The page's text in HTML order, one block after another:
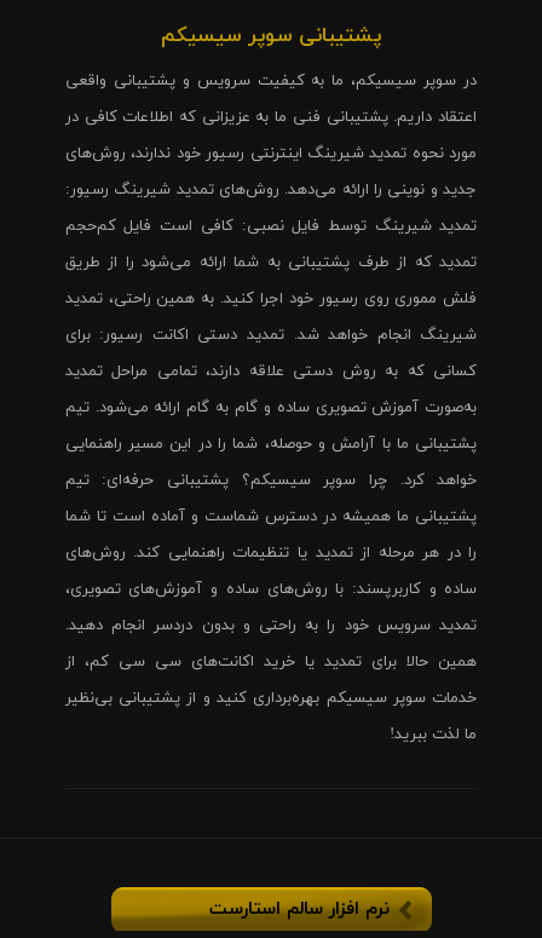
پشتیبانی سوپر سیسیکم
در سوپر سیسیکم، ما به کیفیت سرویس و پشتیبانی واقعی
اعتقاد داریم. پشتیبانی فنی ما به عزیزانی که اطلاعات کافی در
مورد نحوه تمدید شیرینگ اینترنتی رسیور خود ندارند، روش‌های
جدید و نوینی را ارائه می‌دهد. روش‌های تمدید شیرینگ رسیور:
تمدید شیرینگ توسط فایل نصبی: کافی است فایل کم‌حجم
تمدید که از طرف پشتیبانی به شما ارائه می‌شود را از طریق
فلش مموری روی رسیور خود اجرا کنید. به همین راحتی، تمدید
شیرینگ انجام خواهد شد. تمدید دستی اکانت رسیور: برای
کسانی که به روش دستی علاقه دارند، تمامی مراحل تمدید
به‌صورت آموزش تصویری ساده و گام به گام ارائه می‌شود. تیم
پشتیبانی ما با آرامش و حوصله، شما را در این مسیر راهنمایی
خواهد کرد. چرا سوپر سیسیکم؟ پشتیبانی حرفه‌ای: تیم
پشتیبانی ما همیشه در دسترس شماست و آماده است تا شما
را در هر مرحله از تمدید یا تنظیمات راهنمایی کند. روش‌های
ساده و کاربرپسند: با روش‌های ساده و آموزش‌های تصویری،
تمدید سرویس خود را به راحتی و بدون دردسر انجام دهید.
همین حالا برای تمدید یا خرید اکانت‌های سی سی کم، از
خدمات سوپر سیسیکم بهره‌برداری کنید و از پشتیبانی بی‌نظیر
ما لذت ببرید!
نرم افزار سالم استارست